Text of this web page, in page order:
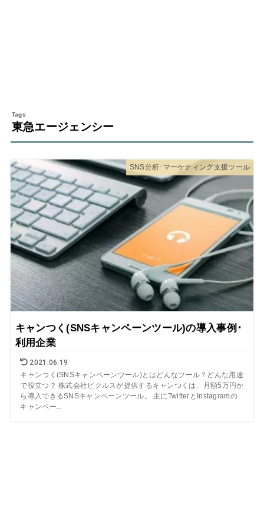
東急エージェンシー
SNS分析･マーケティング支援ツール
キャンつく(SNSキャンペーンツール)の導入事例･
利用企業
2021.06.19
キャンつく(SNSキャンペーンツール)とはどんなツール？どんな用途
で役立つ？ 株式会社ピクルスが提供するキャンつくは、月額5万円か
ら導入できるSNSキャンペーンツール。 主にTwitterとInstagramの
キャンペー...